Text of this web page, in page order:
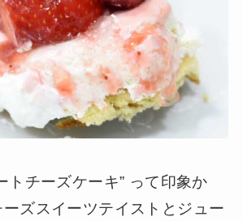
トチーズケーキ” って印象か
ズスイーツテイストとジュー